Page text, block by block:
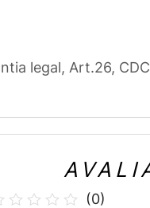
legal, Art.26,
(0)